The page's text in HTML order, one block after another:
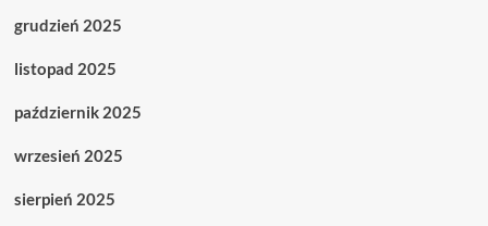
grudzień 2025
listopad 2025
październik 2025
wrzesień 2025
sierpień 2025